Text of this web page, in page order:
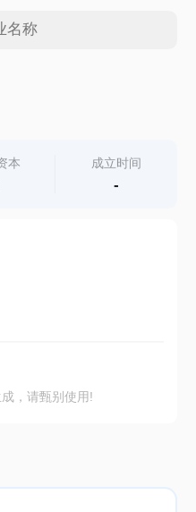
本 成立时间
-
，请甄别使用!